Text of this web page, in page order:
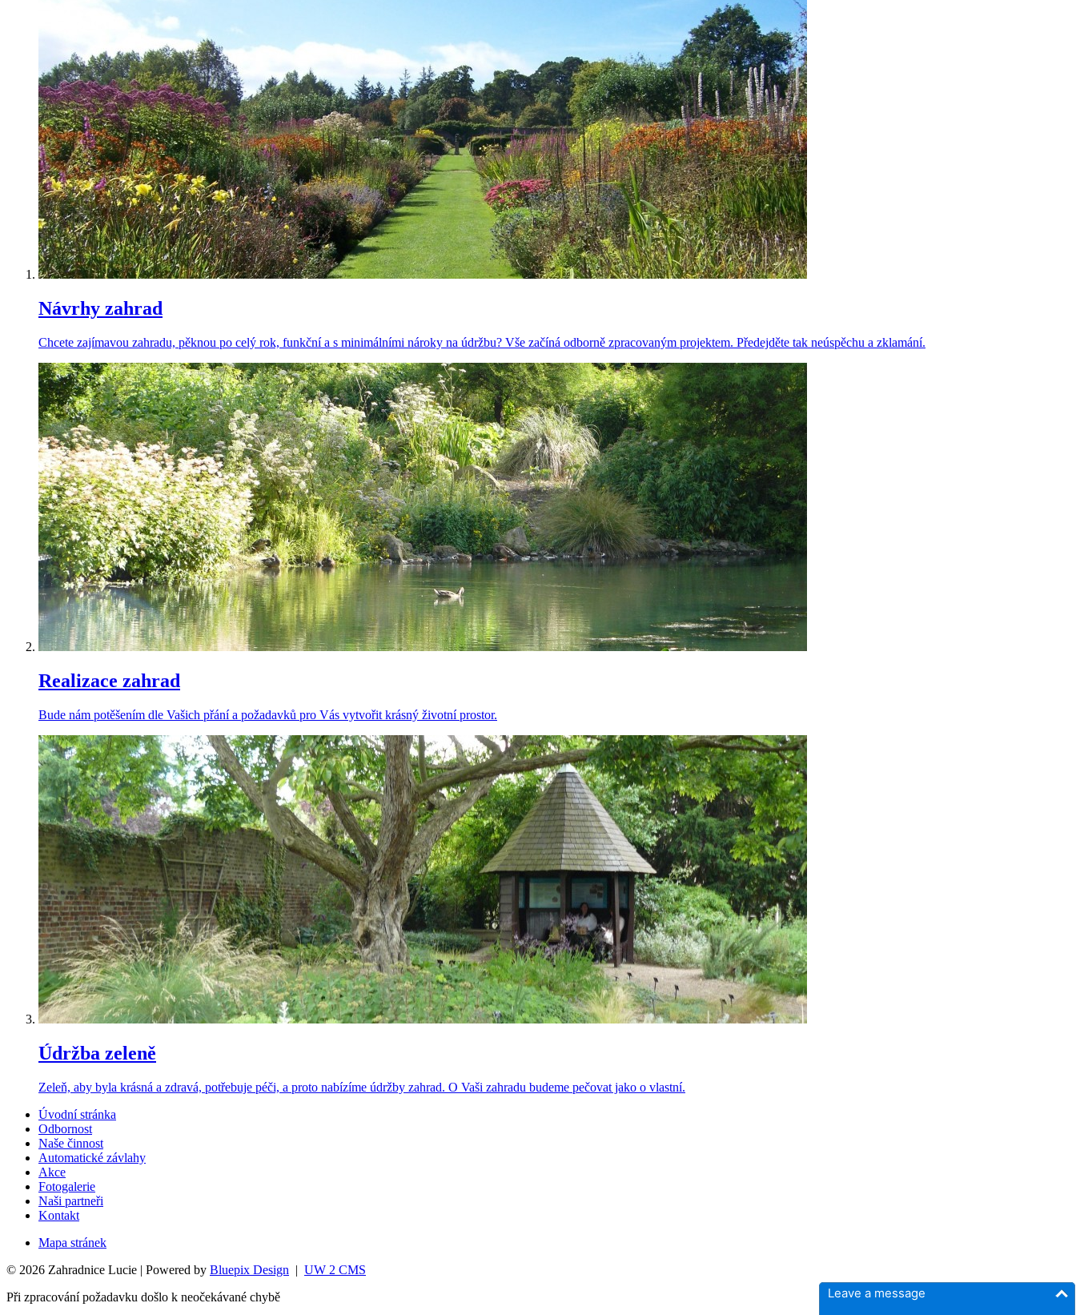
Leave a message
Návrhy zahrad
Chcete zajímavou zahradu, pěknou po celý rok, funkční a s minimálními nároky na údržbu? Vše začíná odborně zpracovaným projektem. Předejděte tak neúspěchu a zklamání.
Realizace zahrad
Bude nám potěšením dle Vašich přání a požadavků pro Vás vytvořit krásný životní prostor.
Údržba zeleně
Zeleň, aby byla krásná a zdravá, potřebuje péči, a proto nabízíme údržby zahrad. O Vaši zahradu budeme pečovat jako o vlastní.
Úvodní stránka
Odbornost
Naše činnost
Automatické závlahy
Akce
Fotogalerie
Naši partneři
Kontakt
Mapa stránek
© 2026 Zahradnice Lucie | Powered by Bluepix Design | UW 2 CMS
Při zpracování požadavku došlo k neočekávané chybě